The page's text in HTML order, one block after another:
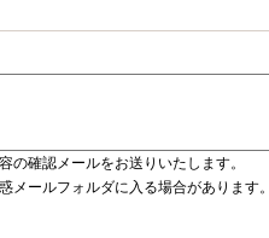
確認メールをお送りいたします。
ールフォルダに入る場合があります。